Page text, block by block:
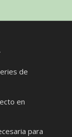
de
en
para